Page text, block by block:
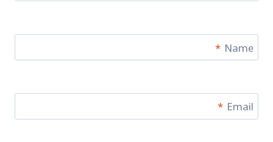
Name
*
Email
*